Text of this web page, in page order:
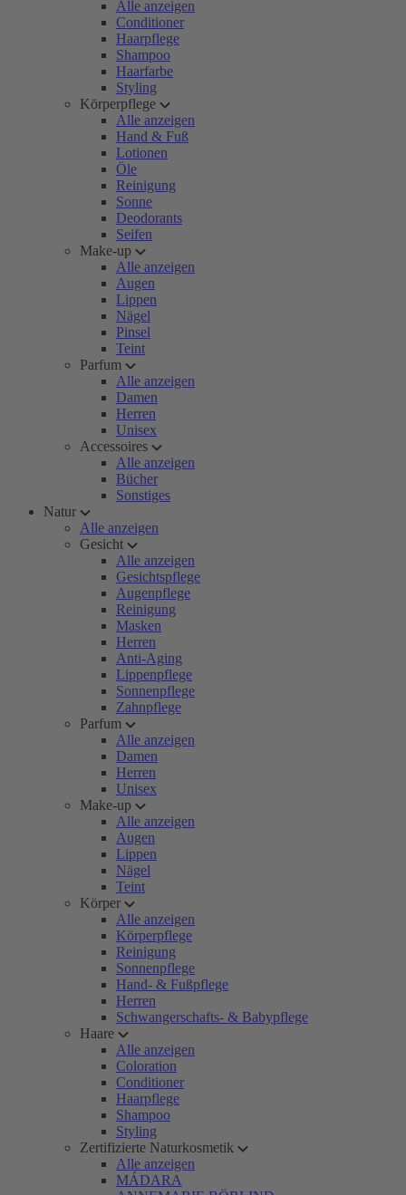
Alle anzeigen
Conditioner
Haarpflege
Shampoo
Haarfarbe
Styling
Körperpflege
Alle anzeigen
Hand & Fuß
Lotionen
Öle
Reinigung
Sonne
Deodorants
Seifen
Make-up
Alle anzeigen
Augen
Lippen
Nägel
Pinsel
Teint
Parfum
Alle anzeigen
Damen
Herren
Unisex
Accessoires
Alle anzeigen
Bücher
Sonstiges
Natur
Alle anzeigen
Gesicht
Alle anzeigen
Gesichtspflege
Augenpflege
Reinigung
Masken
Herren
Anti-Aging
Lippenpflege
Sonnenpflege
Zahnpflege
Parfum
Alle anzeigen
Damen
Herren
Unisex
Make-up
Alle anzeigen
Augen
Lippen
Nägel
Teint
Körper
Alle anzeigen
Körperpflege
Reinigung
Sonnenpflege
Hand- & Fußpflege
Herren
Schwangerschafts- & Babypflege
Haare
Alle anzeigen
Coloration
Conditioner
Haarpflege
Shampoo
Styling
Zertifizierte Naturkosmetik
Alle anzeigen
MÁDARA